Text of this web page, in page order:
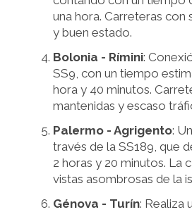
una hora. Carreteras con
y buen estado.
Bolonia - Rímini:
SS9, con un tiempo
hora y 40 minutos.
mantenidas y escaso
Palermo - Agrigento:
través de la SS189, que
2 horas y 20 minutos. La
vistas asombrosas de la
Génova - Turín: Realiza